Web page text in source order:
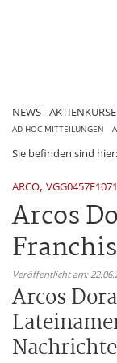
NEWS AKTIENKURSE
AD HOC MITTEILUNGEN
Sie befinden sind hier:
ARCO, VGG0457F1071
Arcos
Veröffentlicht am:
Arcos